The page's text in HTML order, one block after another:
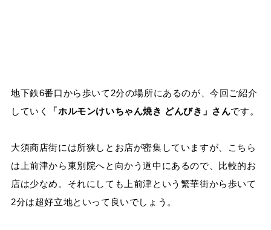
地下鉄6番口から歩いて2分の場所にあるのが、今回ご紹介
していく
「ホルモンけいちゃん焼き どんびき」さんです。
大須商店街には所狭しとお店が密集していますが、こちら
は上前津から東別院へと向かう道中にあるので、比較的お
店は少なめ。それにしても上前津という繁華街から歩いて
2分は超好立地といって良いでしょう。